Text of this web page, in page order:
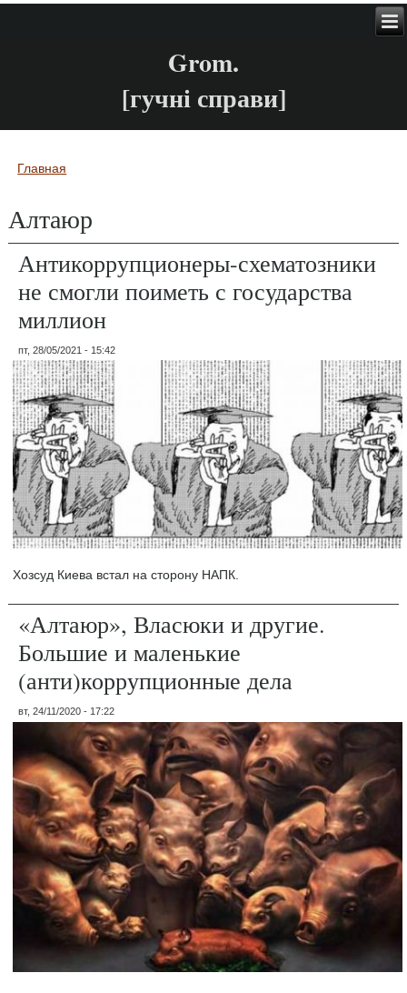
Grom.
[гучні справи]
Вы здесь
Главная
Алтаюр
Антикоррупционеры-схематозники
не смогли поиметь с государства
миллион
пт, 28/05/2021 - 15:42
Хозсуд Киева встал на сторону НАПК.
«Алтаюр», Власюки и другие.
Большие и маленькие
(анти)коррупционные дела
вт, 24/11/2020 - 17:22